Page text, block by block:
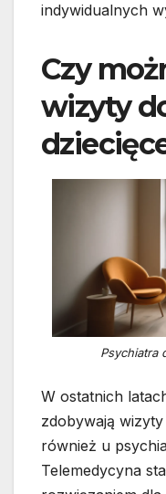
indywidualnych
Czy
wizyty
Psychiatra
W ostatnich
zdobywają
również u
Telemedycyna